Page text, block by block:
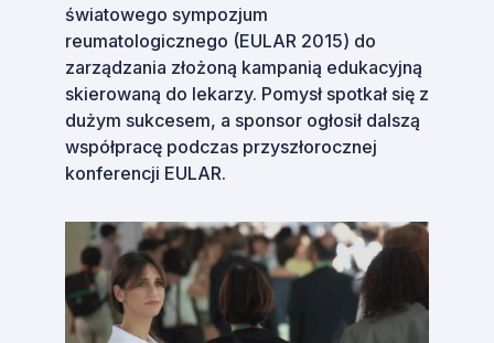
światowego sympozjum
reumatologicznego (EULAR 2015) do
zarządzania złożoną kampanią edukacyjną
skierowaną do lekarzy. Pomysł spotkał się z
dużym sukcesem, a sponsor ogłosił dalszą
współpracę podczas przyszłorocznej
konferencji EULAR.